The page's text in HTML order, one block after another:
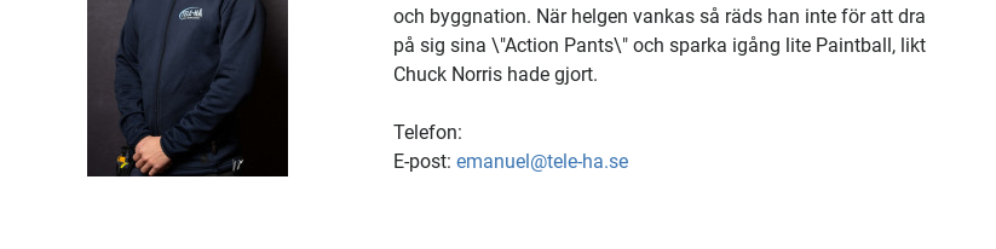
och byggnation. När helgen vankas så räds han inte för att dra
på sig sina \"Action Pants\" och sparka igång lite Paintball, likt
Chuck Norris hade gjort.
Telefon:
E-post: emanuel@tele-ha.se